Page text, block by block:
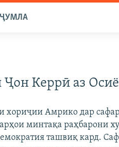
Керрӣ аз
хориҷии Амрико дар
минтақа раҳбарони
ташвиқ кард.